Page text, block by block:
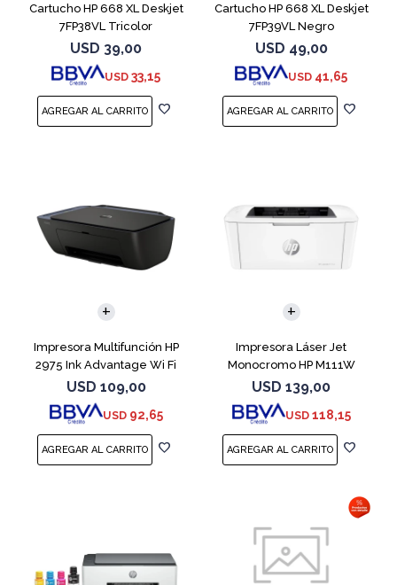
Cartucho HP 668 XL Deskjet
7FP38VL Tricolor
USD 39,00
USD 33,15
Cartucho HP 668 XL Deskjet
7FP39VL Negro
USD 49,00
USD 41,65
Impresora Multifunción HP
2975 Ink Advantage Wi Fi
USD 109,00
USD 92,65
Impresora Láser Jet
Monocromo HP M111W
USD 139,00
USD 118,15